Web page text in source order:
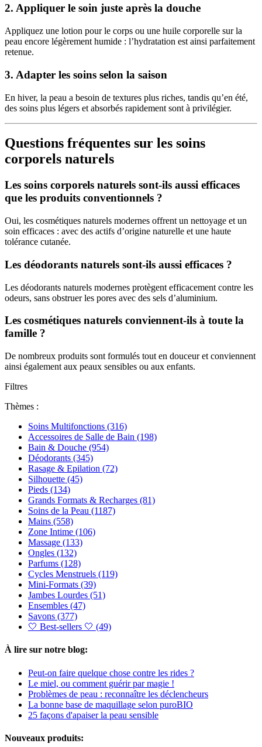
2. Appliquer le soin juste après la douche
Appliquez une lotion pour le corps ou une huile corporelle sur la
peau encore légèrement humide : l’hydratation est ainsi parfaitement
retenue.
3. Adapter les soins selon la saison
En hiver, la peau a besoin de textures plus riches, tandis qu’en été,
des soins plus légers et absorbés rapidement sont à privilégier.
Questions fréquentes sur les soins
corporels naturels
Les soins corporels naturels sont-ils aussi efficaces
que les produits conventionnels ?
Oui, les cosmétiques naturels modernes offrent un nettoyage et un
soin efficaces : avec des actifs d’origine naturelle et une haute
tolérance cutanée.
Les déodorants naturels sont-ils aussi efficaces ?
Les déodorants naturels modernes protègent efficacement contre les
odeurs, sans obstruer les pores avec des sels d’aluminium.
Les cosmétiques naturels conviennent-ils à toute la
famille ?
De nombreux produits sont formulés tout en douceur et conviennent
ainsi également aux peaux sensibles ou aux enfants.
Filtres
Thèmes :
Soins Multifonctions (316)
Accessoires de Salle de Bain (198)
Bain & Douche (954)
Déodorants (345)
Rasage & Epilation (72)
Silhouette (45)
Pieds (134)
Grands Formats & Recharges (81)
Soins de la Peau (1187)
Mains (558)
Zone Intime (106)
Massage (133)
Ongles (132)
Parfums (128)
Cycles Menstruels (119)
Mini-Formats (39)
Jambes Lourdes (51)
Ensembles (47)
Savons (377)
🤍 Best-sellers 🤍 (49)
À lire sur notre blog:
Peut-on faire quelque chose contre les rides ?
Le miel, ou comment guérir par magie !
Problèmes de peau : reconnaître les déclencheurs
La bonne base de maquillage selon puroBIO
25 façons d'apaiser la peau sensible
Nouveaux produits: